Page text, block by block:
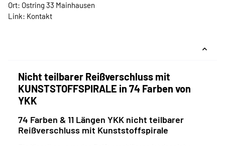
Ort: Ostring 33 Mainhausen
Link: Kontakt
Nicht teilbarer Reißverschluss mit
KUNSTSTOFFSPIRALE in 74 Farben von
YKK
74 Farben & 11 Längen YKK nicht teilbarer
Reißverschluss mit Kunststoffspirale